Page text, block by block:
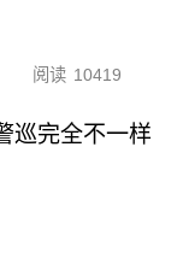
阅读 10419
巡完全不一样